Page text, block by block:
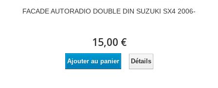
FACADE AUTORADIO DOUBLE DIN SUZUKI SX4 2006-
15,00 €
Ajouter au panier Détails